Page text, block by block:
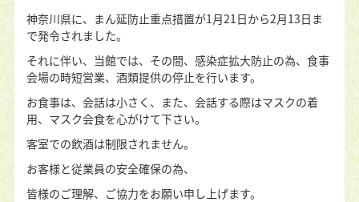
神奈川県に、まん延防止重点措置が1 月21 日から2月13日ま
で発令されました。
それに伴い、当館では、その間、感染症拡大防止の為、食事
会場の時短営業、酒類提供の停止を行います。
お食事は、会話は小さく、また、会話する際はマスクの着
用、マスク会食を心がけて下さい。
客室での飲酒は制限されません。
お客様と従業員の安全確保の為、
皆様のご理解、ご協力をお願い申し上げます。